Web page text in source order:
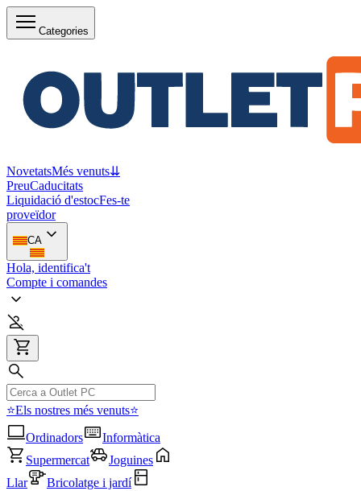
Categories
NovetatsMés venuts⇊
PreuCaducitats
Liquidació d'estocFes-te
proveïdor
CA
Hola, identifica't
Compte i comandes
⭐Els nostres més venuts⭐
Ordinadors
Informàtica
Supermercat
Joguines
Llar
Bricolatge i jardí